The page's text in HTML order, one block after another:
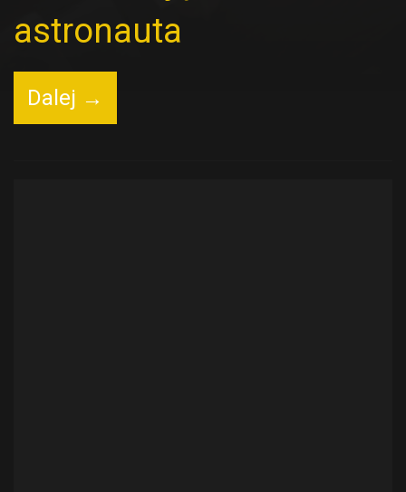
astronauta
Dalej →